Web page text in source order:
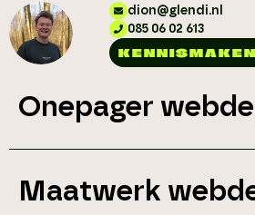
dion@glendi.nl
085 06 02 613
Onepager
Maatwerk